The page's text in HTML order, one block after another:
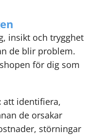
insikt och trygghet
de blir problem.
för dig som
att identifiera,
de orsakar
störningar